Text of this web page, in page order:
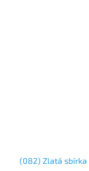
(082) Zlatá sbírka